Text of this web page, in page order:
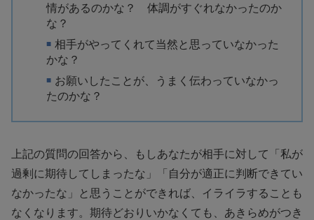
情があるのかな？ 体調がすぐれなかったのか
な？
相手がやってくれて当然と思っていなかった
かな？
お願いしたことが、うまく伝わっていなかっ
たのかな？
上記の質問の回答から、もしあなたが相手に対して「私が
過剰に期待してしまったな」「自分が適正に判断できてい
なかったな」と思うことができれば、イライラすることも
なくなります。期待どおりいかなくても、あきらめがつき